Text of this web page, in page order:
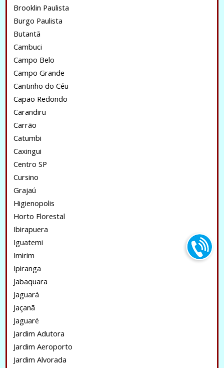
Brooklin Paulista
Burgo Paulista
Butantã
Cambuci
Campo Belo
Campo Grande
Cantinho do Céu
Capão Redondo
Carandiru
Carrão
Catumbi
Caxingui
Centro SP
Cursino
Grajaú
Higienopolis
Horto Florestal
Ibirapuera
Iguatemi
Imirim
Ipiranga
Jabaquara
Jaguará
Jaçanã
Jaguaré
Jardim Adutora
Jardim Aeroporto
Jardim Alvorada